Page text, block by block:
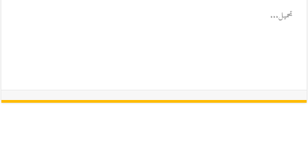
تحميل...